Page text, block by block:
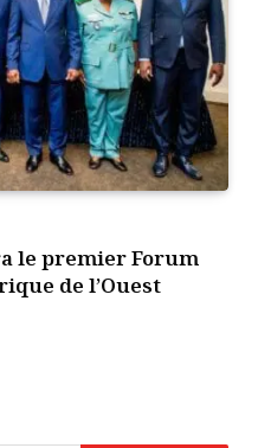
le premier Forum
de l’Ouest